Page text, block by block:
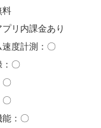
料
リ内課金あり
速度計測：〇
：〇
〇
〇
能：〇